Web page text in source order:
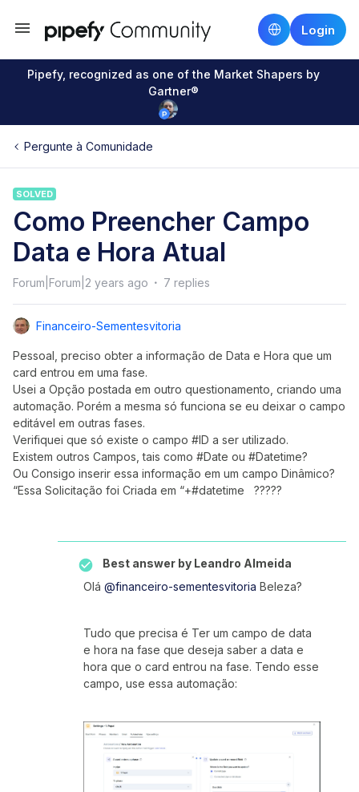
Login
Pipefy, recognized as one of the Market Shapers by
Gartner®
Pergunte à Comunidade
SOLVED
Como Preencher Campo
Data e Hora Atual
Forum|Forum|2 years ago 7 replies
Financeiro-Sementesvitoria
Pessoal, preciso obter a informação de Data e Hora que um
card entrou em uma fase.
Usei a Opção postada em outro questionamento, criando uma
automação. Porém a mesma só funciona se eu deixar o campo
editável em outras fases.
Verifiquei que só existe o campo #ID a ser utilizado.
Existem outros Campos, tais como #Date ou #Datetime?
Ou Consigo inserir essa informação em um campo Dinâmico?
“Essa Solicitação foi Criada em “+#datetime ?????
Best answer by Leandro Almeida
Olá @financeiro-sementesvitoria Beleza?
Tudo que precisa é Ter um campo de data
e hora na fase que deseja saber a data e
hora que o card entrou na fase. Tendo esse
campo, use essa automação: